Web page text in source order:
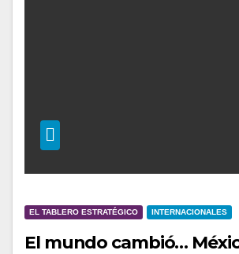
EL TABLERO ESTRATÉGICO INTERNACIONALES
El mundo cambió…